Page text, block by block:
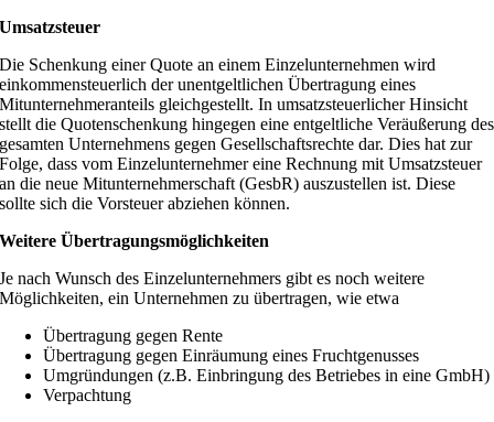
Umsatzsteuer
Die Schenkung einer Quote an einem Einzelunternehmen wird
einkommensteuerlich der unentgeltlichen Übertragung eines
Mitunternehmeranteils gleichgestellt. In umsatzsteuerlicher Hinsicht
stellt die Quotenschenkung hingegen eine entgeltliche Veräußerung des
gesamten Unternehmens gegen Gesellschaftsrechte dar. Dies hat zur
Folge, dass vom Einzelunternehmer eine Rechnung mit Umsatzsteuer
an die neue Mitunternehmerschaft (GesbR) auszustellen ist. Diese
sollte sich die Vorsteuer abziehen können.
Weitere Übertragungsmöglichkeiten
Je nach Wunsch des Einzelunternehmers gibt es noch weitere
Möglichkeiten, ein Unternehmen zu übertragen, wie etwa
Übertragung gegen Rente
Übertragung gegen Einräumung eines Fruchtgenusses
Umgründungen (z.B. Einbringung des Betriebes in eine GmbH)
Verpachtung